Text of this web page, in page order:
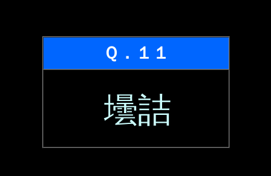
Ｑ．１１
壜詰